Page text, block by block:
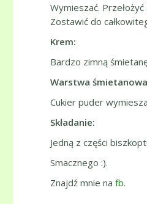
Wymieszać.
Zostawić do
Krem:
Bardzo zimną
Warstwa
Cukier puder
Składanie:
Jedną z części
Smacznego :).
Znajdź mnie na fb.